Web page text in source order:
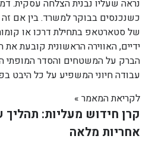
נראה שעליו נבנית הצלחה עסקית.
כשנכנסים בבוקר למשרד. בין אם זה
של סטארטאפ בתחילת דרכו או
ידיים, האווירה הראשונית קובעת את
הברק על המשטחים והסדר המופתי
עבודה חיוני המשפיע על כל היבט
לקריאת המאמר »
קרן חידוש מעליות:
אחריות מלאה